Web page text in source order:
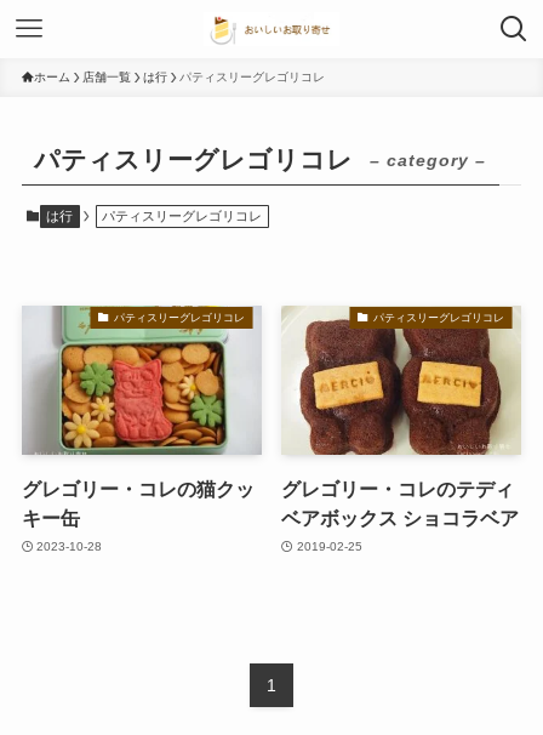
ホーム 店舗一覧 は行 パティスリーグレゴリコレ
パティスリーグレゴリコレ – category –
は行 パティスリーグレゴリコレ
パティスリーグレゴリコレ
グレゴリー・コレの猫クッ
キー缶
2023-10-28
パティスリーグレゴリコレ
グレゴリー・コレのテディ
ベアボックス ショコラベア
2019-02-25
1